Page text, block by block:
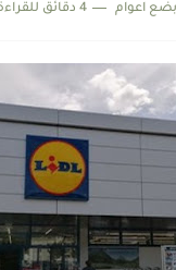
اعوام 4 دقائق للقراءة